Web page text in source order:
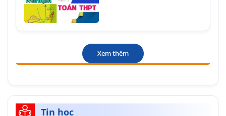
Xem thêm
Tin học